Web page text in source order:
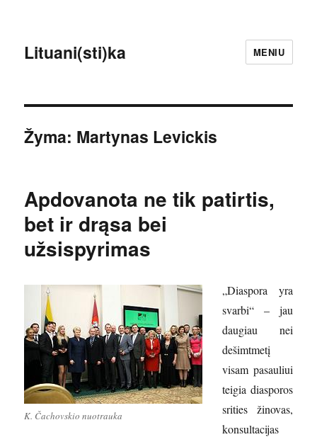
Lituani(sti)ka MENIU
Žyma: Martynas Levickis
Apdovanota ne tik patirtis,
bet ir drąsa bei
užsispyrimas
K. Čachovskio nuotrauka
„Diaspora yra
svarbi“ – jau
daugiau nei
dešimtmetį
visam pasauliui
teigia diasporos
srities žinovas,
konsultacijas